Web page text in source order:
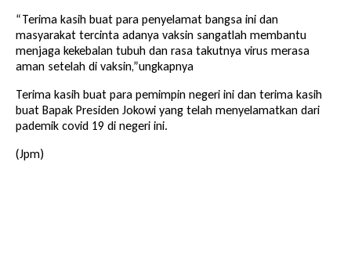
“Terima kasih buat para penyelamat bangsa ini dan
masyarakat tercinta adanya vaksin sangatlah membantu
menjaga kekebalan tubuh dan rasa takutnya virus merasa
aman setelah di vaksin,”ungkapnya
Terima kasih buat para pemimpin negeri ini dan terima kasih
buat Bapak Presiden Jokowi yang telah menyelamatkan dari
pademik covid 19 di negeri ini.
(Jpm)